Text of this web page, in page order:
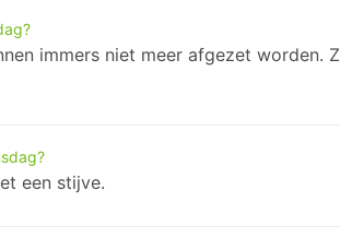
immers niet meer afgezet
een stijve.